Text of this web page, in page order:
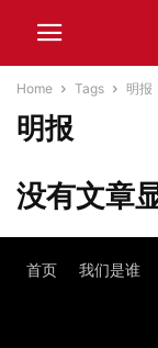
Home Tags 明报
明报
没有文章
首页 我们是谁